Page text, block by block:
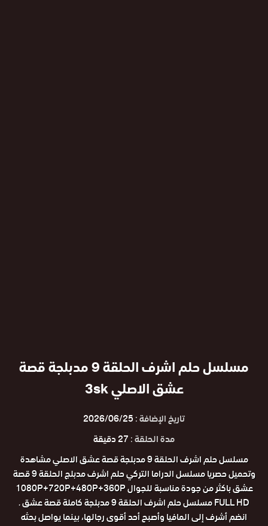
مسلسل حلم اشرف الحلقة 9 مدبلجة قصة
عشق الاصلي 3sk
تاريخ الإضافة :2026/06/25
مدة الحلقة :27 دقيقة
مسلسل حلم اشرف الحلقة 9 مدبلجة قصة عشق الاصلي مشاهدة
وتحميل حصريا مسلسل الدراما التركي حلم اشرف مدبلج الحلقة 9 قصة
عشق باكثر من جودة مناسبة للجوال 1080P+720P+480P+360P
FULL HD مسلسل حلم اشرف الحلقة 9 مدبلجة كاملة قصة عشق .
انضم أشرف إلى المافيا وأصبح أحد أقوى رجالها، بينما يواصل بحثه